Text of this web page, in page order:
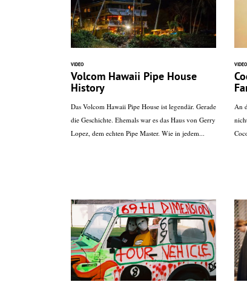
VIDEO
Volcom Hawaii Pipe House
History
Das Volcom Hawaii Pipe House ist legendär. Gerade
die Geschichte. Ehemals war es das Haus von Gerry
Lopez, dem echten Pipe Master. Wie in jedem...
VIDEO
An